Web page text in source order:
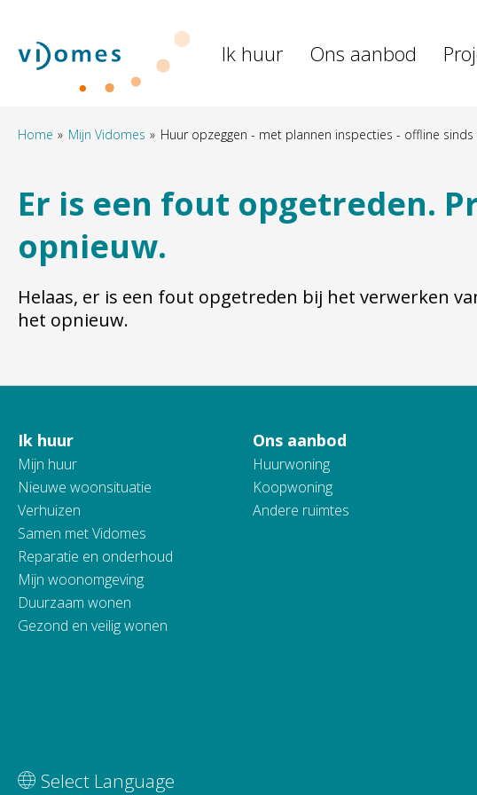
Naar hoofdinhoud
Naar hoofdnavigatiemenu
Naar zoeken
Naar de homepage Ik huur Ons aanbod
Home Mijn Vidomes Huur opzeggen - met plannen inspecties - offline
Er is een fout opgetreden.
opnieuw.
Helaas, er is een fout opgetreden bij het verwerken
het opnieuw.
Contactinformatie
Ik huur
Mijn huur
Nieuwe woonsituatie
Verhuizen
Samen met Vidomes
Reparatie en onderhoud
Mijn woonomgeving
Duurzaam wonen
Gezond en veilig wonen
Ons aanbod
Huurwoning
Koopwoning
Andere ruimtes
Vertaal deze pagina
Select Language